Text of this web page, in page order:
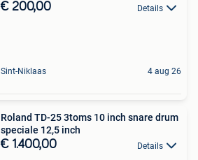
€ 200,00 Details
Sint-Niklaas 4 aug 26
Roland TD-25 3toms 10 inch snare drum
speciale 12,5 inch
€ 1.400,00 Details